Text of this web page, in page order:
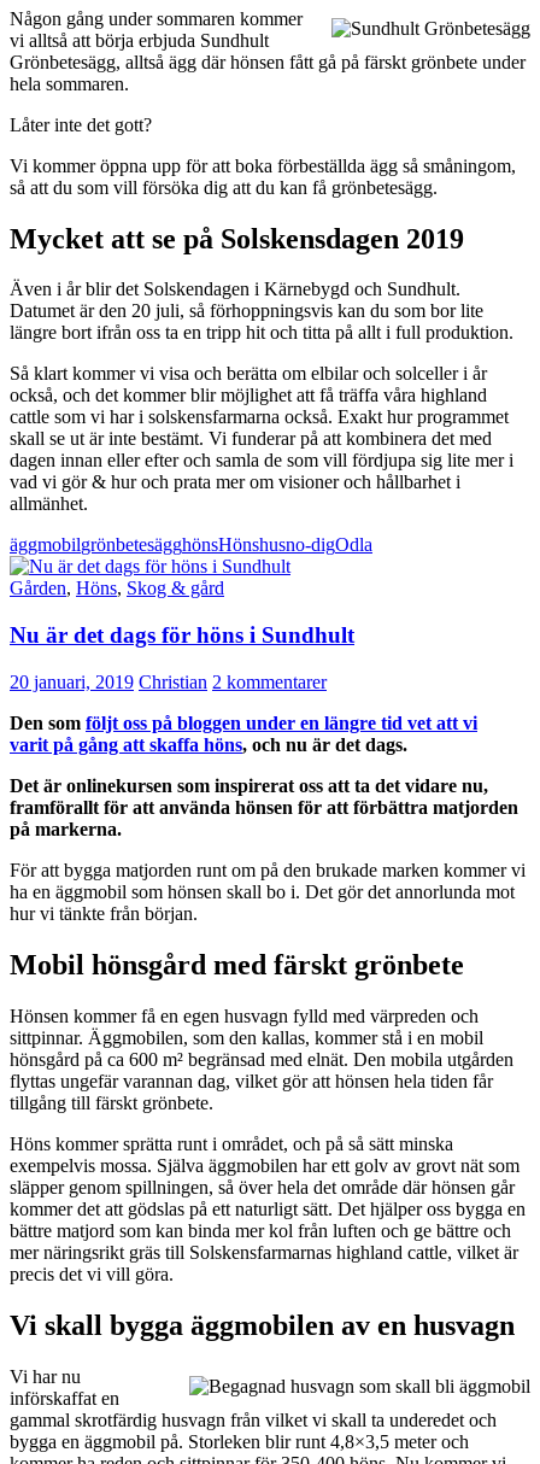
Någon gång under sommaren kommer
vi alltså att börja erbjuda Sundhult
Grönbetesägg, alltså ägg där hönsen fått gå på färskt grönbete under
hela sommaren.
Låter inte det gott?
Vi kommer öppna upp för att boka förbeställda ägg så småningom,
så att du som vill försöka dig att du kan få grönbetesägg.
Mycket att se på Solskensdagen 2019
Även i år blir det Solskendagen i Kärnebygd och Sundhult.
Datumet är den 20 juli, så förhoppningsvis kan du som bor lite
längre bort ifrån oss ta en tripp hit och titta på allt i full produktion.
Så klart kommer vi visa och berätta om elbilar och solceller i år
också, och det kommer blir möjlighet att få träffa våra highland
cattle som vi har i solskensfarmarna också. Exakt hur programmet
skall se ut är inte bestämt. Vi funderar på att kombinera det med
dagen innan eller efter och samla de som vill fördjupa sig lite mer i
vad vi gör & hur och prata mer om visioner och hållbarhet i
allmänhet.
äggmobilgrönbetesägghönsHönshusno-digOdla
Gården, Höns, Skog & gård
Nu är det dags för höns i Sundhult
20 januari, 2019 Christian 2 kommentarer
Den som följt oss på bloggen under en längre tid vet att vi
varit på gång att skaffa höns, och nu är det dags.
Det är onlinekursen som inspirerat oss att ta det vidare nu,
framförallt för att använda hönsen för att förbättra matjorden
på markerna.
För att bygga matjorden runt om på den brukade marken kommer vi
ha en äggmobil som hönsen skall bo i. Det gör det annorlunda mot
hur vi tänkte från början.
Mobil hönsgård med färskt grönbete
Hönsen kommer få en egen husvagn fylld med värpreden och
sittpinnar. Äggmobilen, som den kallas, kommer stå i en mobil
hönsgård på ca 600 m² begränsad med elnät. Den mobila utgården
flyttas ungefär varannan dag, vilket gör att hönsen hela tiden får
tillgång till färskt grönbete.
Höns kommer sprätta runt i området, och på så sätt minska
exempelvis mossa. Själva äggmobilen har ett golv av grovt nät som
släpper genom spillningen, så över hela det område där hönsen går
kommer det att gödslas på ett naturligt sätt. Det hjälper oss bygga en
bättre matjord som kan binda mer kol från luften och ge bättre och
mer näringsrikt gräs till Solskensfarmarnas highland cattle, vilket är
precis det vi vill göra.
Vi skall bygga äggmobilen av en husvagn
Vi har nu
införskaffat en
gammal skrotfärdig husvagn från vilket vi skall ta underedet och
bygga en äggmobil på. Storleken blir runt 4,8×3,5 meter och